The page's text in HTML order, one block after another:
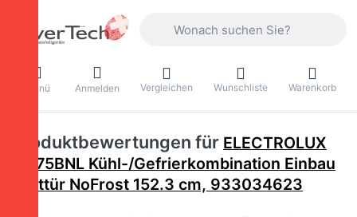
Menü Anmelden Vergleichen Wunschliste Warenkorb
Produktbewertungen für ELECTROLUX
IK275BNL Kühl-/Gefrierkombination Einbau
Festtür NoFrost 152.3 cm, 933034623